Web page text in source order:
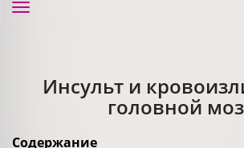
Toggle
Инсульт и
головной
Содержание